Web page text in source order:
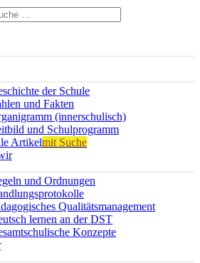
der Schule
und Fakten
(innerschulisch)
und Schulprogramm
Artikelmit Suche
und Ordnungen
Qualitätsmanagement
lernen an der DST
Konzepte